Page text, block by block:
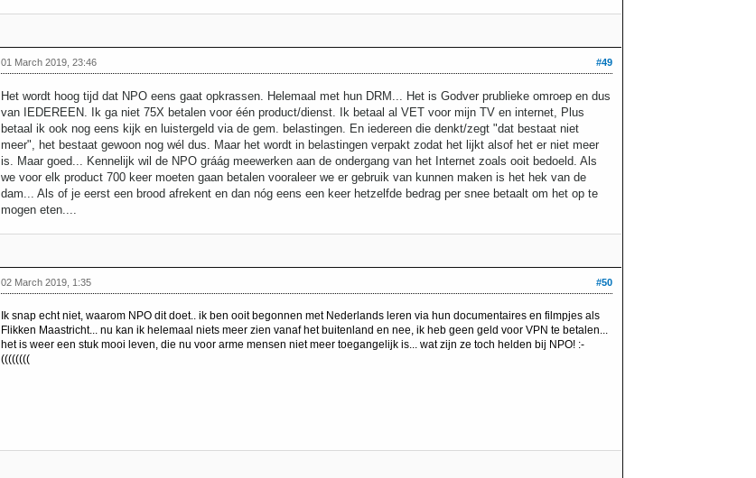
#49
01 March 2019, 23:46
Het wordt hoog tijd dat NPO eens gaat opkrassen. Helemaal met hun DRM... Het is Godver prublieke omroep en dus
van IEDEREEN. Ik ga niet 75X betalen voor één product/dienst. Ik betaal al VET voor mijn TV en internet, Plus
betaal ik ook nog eens kijk en luistergeld via de gem. belastingen. En iedereen die denkt/zegt "dat bestaat niet
meer", het bestaat gewoon nog wél dus. Maar het wordt in belastingen verpakt zodat het lijkt alsof het er niet meer
is. Maar goed... Kennelijk wil de NPO gráág meewerken aan de ondergang van het Internet zoals ooit bedoeld. Als
we voor elk product 700 keer moeten gaan betalen vooraleer we er gebruik van kunnen maken is het hek van de
dam... Als of je eerst een brood afrekent en dan nóg eens een keer hetzelfde bedrag per snee betaalt om het op te
mogen eten....
#50
02 March 2019, 1:35
Ik snap echt niet, waarom NPO dit doet.. ik ben ooit begonnen met Nederlands leren via hun documentaires en filmpjes als
Flikken Maastricht... nu kan ik helemaal niets meer zien vanaf het buitenland en nee, ik heb geen geld voor VPN te betalen...
het is weer een stuk mooi leven, die nu voor arme mensen niet meer toegangelijk is... wat zijn ze toch helden bij NPO! :-
((((((((